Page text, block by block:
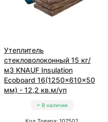
Утеплитель
стекловолоконный 15 кг/
м3 KNAUF Insulation
Ecoboard 16(1250x610x50
мм) - 12,2 кв.м/уп
В наличии